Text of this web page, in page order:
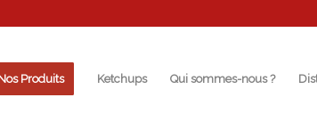
Produits Ketchups Qui sommes-nous ?